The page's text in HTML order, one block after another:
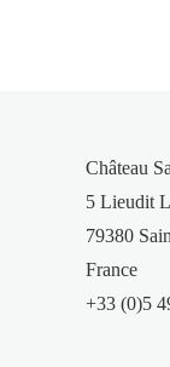
Château
5 Lieudit
79380
France
+33 (0)5